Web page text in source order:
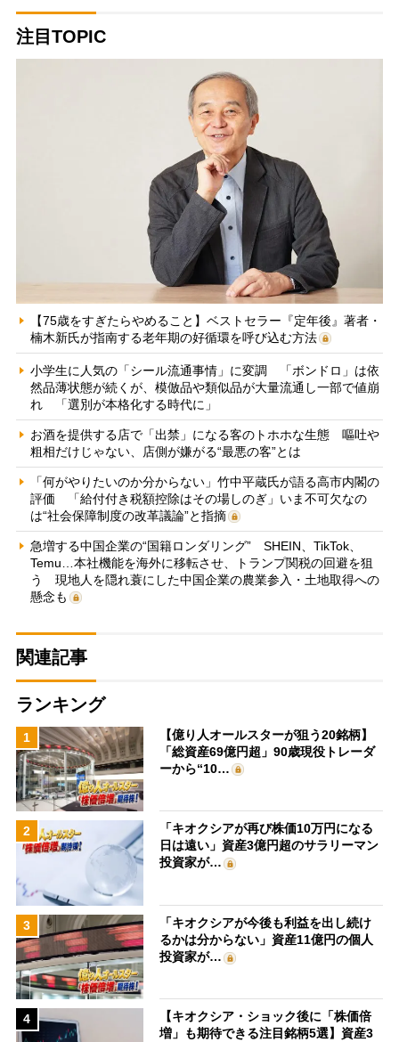
注目TOPIC
【75歳をすぎたらやめること】ベストセラー『定年後』著者・
楠木新氏が指南する老年期の好循環を呼び込む方法
小学生に人気の「シール流通事情」に変調 「ボンドロ」は依
然品薄状態が続くが、模倣品や類似品が大量流通し一部で値崩
れ 「選別が本格化する時代に」
お酒を提供する店で「出禁」になる客のトホホな生態 嘔吐や
粗相だけじゃない、店側が嫌がる“最悪の客”とは
「何がやりたいのか分からない」竹中平蔵氏が語る高市内閣の
評価 「給付付き税額控除はその場しのぎ」いま不可欠なの
は“社会保障制度の改革議論”と指摘
急増する中国企業の“国籍ロンダリング” SHEIN、TikTok、
Temu…本社機能を海外に移転させ、トランプ関税の回避を狙
う 現地人を隠れ蓑にした中国企業の農業参入・土地取得への
懸念も
関連記事
ランキング
1
【億り人オールスターが狙う20銘柄】
「総資産69億円超」90歳現役トレーダ
ーから“10…
2
「キオクシアが再び株価10万円になる
日は遠い」資産3億円超のサラリーマン
投資家が…
3
「キオクシアが今後も利益を出し続け
るかは分からない」資産11億円の個人
投資家が…
4
【キオクシア・ショック後に「株価倍
増」も期待できる注目銘柄5選】資産3